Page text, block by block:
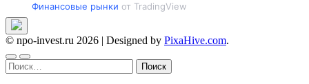
Финансовые рынки от TradingView
© npo-invest.ru 2026 | Designed by PixaHive.com.
Найти: